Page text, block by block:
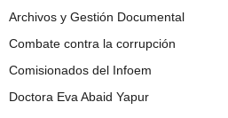
Archivos y Gestión Documental
Combate contra la corrupción
Comisionados del Infoem
Doctora Eva Abaid Yapur